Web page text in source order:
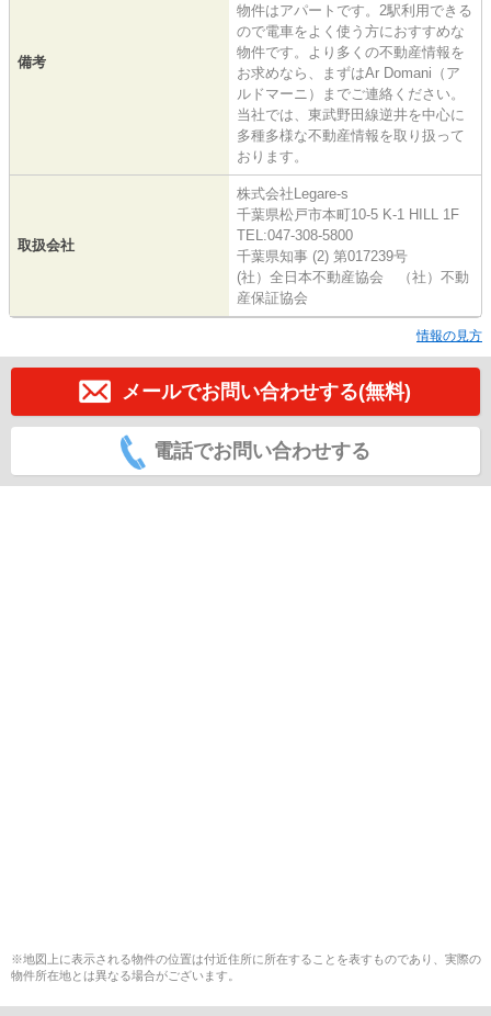
備考
物件はアパートです。2駅利用できる
ので電車をよく使う方におすすめな
物件です。より多くの不動産情報を
お求めなら、まずはAr Domani（ア
ルドマーニ）までご連絡ください。
当社では、東武野田線逆井を中心に
多種多様な不動産情報を取り扱って
おります。
取扱会社
株式会社Legare-s
千葉県松戸市本町10-5 K-1 HILL 1F
TEL:047-308-5800
千葉県知事 (2) 第017239号
(社）全日本不動産協会 （社）不動
産保証協会
情報の見方
メールでお問い合わせする(無料)
電話でお問い合わせする
※地図上に表示される物件の位置は付近住所に所在することを表すものであり、実際の
物件所在地とは異なる場合がございます。